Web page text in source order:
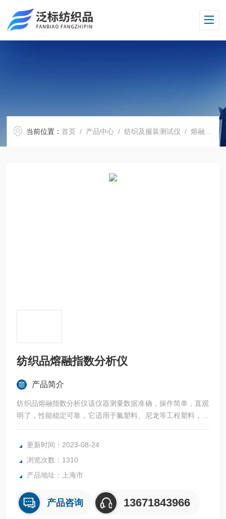
当前位置：首页 / 产品中心 /纺织及服装测试仪 /熔融指数测试仪
纺织品熔融指数分析仪
产品简介
纺织品熔融指数分析仪该仪器测量数据准确，操作简单，直观
明了，性能稳定可靠，它适用于氟塑料、尼龙等工程塑料，也
适用于聚乙烯（PE）、聚丙烯（PP）、聚甲醛（POM）、聚
苯乙烯（PS）ABS树脂、聚碳酸酯等熔融温度较低的塑料测
大专院校、科研单位、商检部门。
更新时间：2023-08-24
浏览次数：1310
产品地址：上海市
产品咨询 13671843966